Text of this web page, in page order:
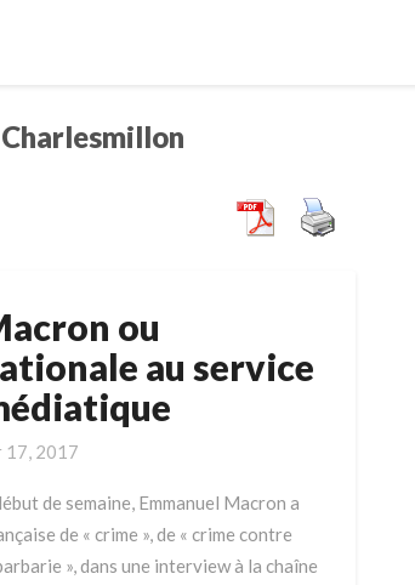
Charlesmillon
ou
au service
17, 2017
de semaine, Emmanuel Macron a
de « crime », de « crime contre
», dans une interview à la chaîne